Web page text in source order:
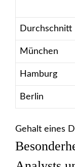
Durchschnitt
München
Hamburg
Berlin
Gehalt eines